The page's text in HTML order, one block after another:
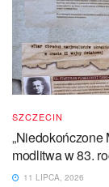
SZCZECIN
„Niedokończone
modlitwa w 83.
11 LIPCA, 2026